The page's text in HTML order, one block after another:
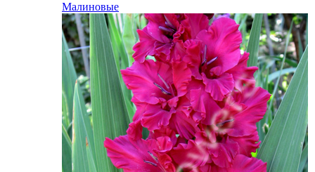
Малиновые